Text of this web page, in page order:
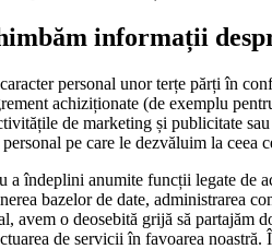
informații
personal unor terțe părți în
achiziționate (de exemplu
de marketing și publicitate
pe care le dezvăluim la
a îndeplini anumite funcții legate de
bazelor de date, administrarea
avem o deosebită grijă să
de servicii în favoarea